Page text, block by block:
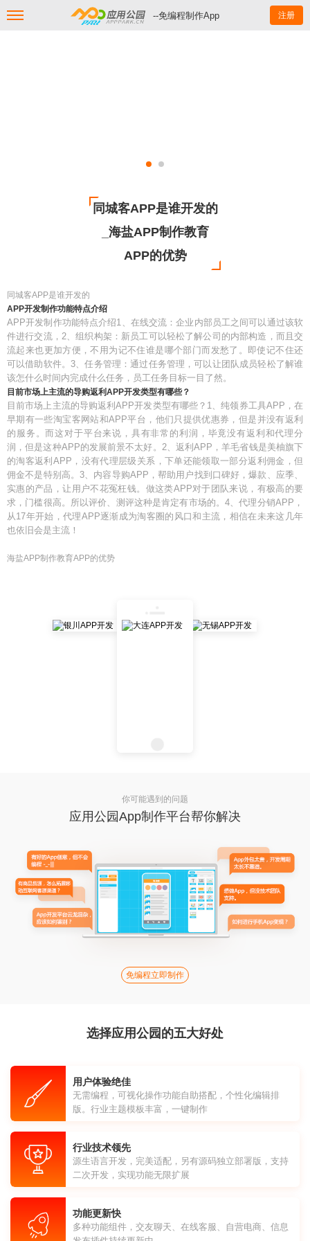
--免编程制作App 注册
同城客APP是谁开发的
_海盐APP制作教育
APP的优势
同城客APP是谁开发的
APP开发制作功能特点介绍
APP开发制作功能特点介绍1、在线交流：企业内部员工之间可以通过该软
件进行交流，2、组织构架：新员工可以轻松了解公司的内部构造，而且交
流起来也更加方便，不用为记不住谁是哪个部门而发愁了。即使记不住还
可以借助软件。3、任务管理：通过任务管理，可以让团队成员轻松了解谁
该怎什么时间内完成什么任务，员工任务目标一目了然。
目前市场上主流的导购返利APP开发类型有哪些？
目前市场上主流的导购返利APP开发类型有哪些？1、纯领券工具APP，在
早期有一些淘宝客网站和APP平台，他们只提供优惠券，但是并没有返利
的服务。而这对于平台来说，具有非常的利润，毕竟没有返利和代理分
润，但是这种APP的发展前景不太好。2、返利APP，羊毛省钱是美柚旗下
的淘客返利APP，没有代理层级关系，下单还能领取一部分返利佣金，但
佣金不是特别高。3、内容导购APP，帮助用户找到口碑好，爆款、应季、
实惠的产品，让用户不花冤枉钱。做这类APP对于团队来说，有极高的要
求，门槛很高。所以评价、测评这种是肯定有市场的。4、代理分销APP，
从17年开始，代理APP逐渐成为淘客圈的风口和主流，相信在未来这几年
也依旧会是主流！
海盐APP制作教育APP的优势
你可能遇到的问题
应用公园App制作平台帮你解决
免编程立即制作
选择应用公园的五大好处
用户体验绝佳
无需编程，可视化操作功能自助搭配，个性化编辑排
版。行业主题模板丰富，一键制作
行业技术领先
源生语言开发，完美适配，另有源码独立部署版，支持
二次开发，实现功能无限扩展
功能更新快
多种功能组件，交友聊天、在线客服、自营电商、信息